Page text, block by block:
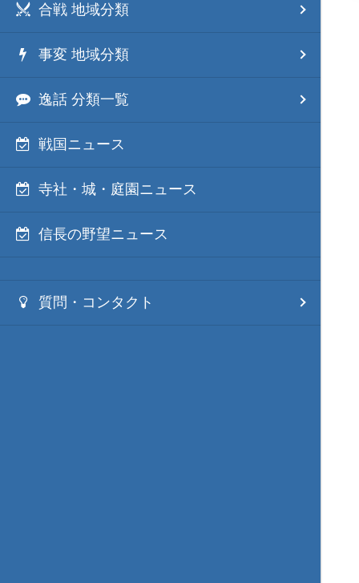
合戦 地域分類
事変 地域分類
逸話 分類一覧
戦国ニュース
寺社・城・庭園ニュース
信長の野望ニュース
質問・コンタクト